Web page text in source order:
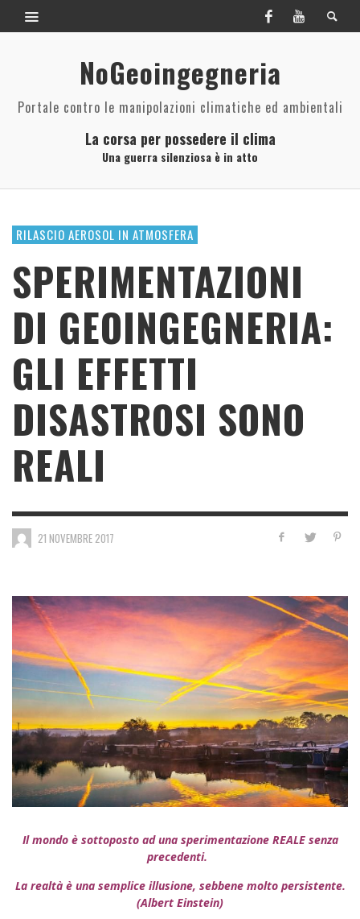
NoGeoingegneria
Portale contro le manipolazioni climatiche ed ambientali
La corsa per possedere il clima
Una guerra silenziosa è in atto
RILASCIO AEROSOL IN ATMOSFERA
SPERIMENTAZIONI
DI GEOINGEGNERIA:
GLI EFFETTI
DISASTROSI SONO
REALI
21 NOVEMBRE 2017
Il mondo è sottoposto ad una sperimentazione REALE senza
precedenti.
La realtà è una semplice illusione, sebbene molto persistente.
(Albert Einstein)